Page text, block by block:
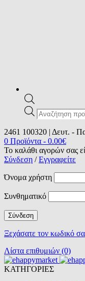
Products
search
2461 100320 | Δευτ. -
0 Προϊόντα - 0.00€
Το καλάθι αγορών σας
Σύνδεση /Εγγραφείτε
Όνομα χρήστη
Συνθηματικό
Ξεχάσατε τον κωδικό
Λίστα επιθυμιών (0)
ΚΑΤΗΓΟΡΙΕΣ